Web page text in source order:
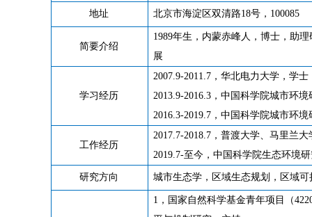
地址 北京市海淀区双清路18号， 100085
简要介绍
1989年生，内蒙赤峰人，博士，助
展
学习经历
2007.9-2011.7，华北电力大学，学士
2013.9-2016.3，中国科学院城市环境
2016.3-2019.7，中国科学院城市环境
工作经历
2017.7-2018.7，普渡大学、马里兰大
2019.7-至今，中国科学院生态环境
研究方向 城市生态学，区域生态规划，区域可
1 ，国家自然科学基金青年项目（